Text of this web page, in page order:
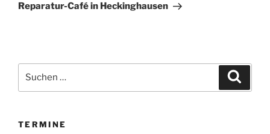
Beitrag
Reparatur-Café in Heckinghausen
nach:
TERMINE